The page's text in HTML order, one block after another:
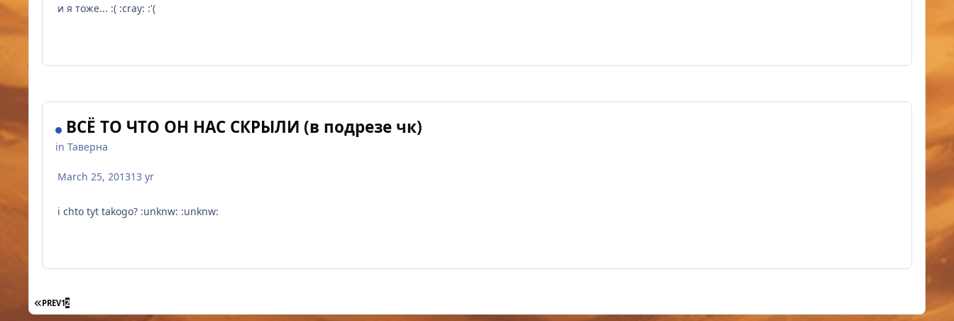
и я тоже... :( :cray: :'(
ВСЁ ТО ЧТО ОН НАС СКРЫЛИ (в подрезе чк)
inТаверна
March 25, 201313 yr
i chto tyt takogo? :unknw: :unknw:
FIRST PAGE
PREV12